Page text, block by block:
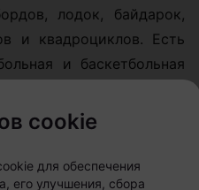
лодок, байдарок,
и квадроциклов. Есть
и баскетбольная
корпоративы и
тоже найдут себе
давно
cookie
для обеспечения
его улучшения, сбора